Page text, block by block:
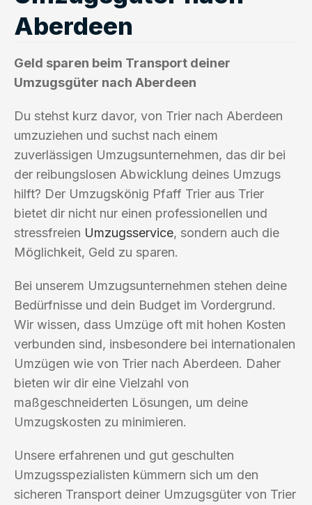
Aberdeen
Geld sparen beim Transport deiner
Umzugsgüter nach Aberdeen
Du stehst kurz davor, von Trier nach Aberdeen
umzuziehen und suchst nach einem
zuverlässigen Umzugsunternehmen, das dir bei
der reibungslosen Abwicklung deines Umzugs
hilft? Der Umzugskönig Pfaff Trier aus Trier
bietet dir nicht nur einen professionellen und
stressfreien Umzugsservice, sondern auch die
Möglichkeit, Geld zu sparen.
Bei unserem Umzugsunternehmen stehen deine
Bedürfnisse und dein Budget im Vordergrund.
Wir wissen, dass Umzüge oft mit hohen Kosten
verbunden sind, insbesondere bei internationalen
Umzügen wie von Trier nach Aberdeen. Daher
bieten wir dir eine Vielzahl von
maßgeschneiderten Lösungen, um deine
Umzugskosten zu minimieren.
Unsere erfahrenen und gut geschulten
Umzugsspezialisten kümmern sich um den
sicheren Transport deiner Umzugsgüter von Trier